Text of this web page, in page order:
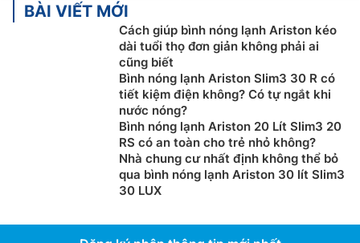
một lượng điện nhỏ truyền vào cơ thể, dù không gây
chết người nhưng vẫn có thể làm đau, giật mình, cứng
người, đặc biệt nguy hiểm đối với người cao tuổi. Vì
thế để an toàn, Khi sử dụng nên tắt không cấp điện
cho bình để đảm bảo an toàn tuyệt đối.
Khi chọn mua Bình Nóng Lạnh Rossi vuông, Ưu tiên
dùng ELCB (cầu giao chống rò điện
đất) thay vì CB để đảm bảo an toàn cho gia đình bạn.
ELCB có khả năng phát hiện ra sự rò rỉ và ngắt nguồn
điện, tránh mọi nguy cơ chạm mạch, cháy nổ. Còn loại
BÀI VIẾT MỚI
Cách giúp bình nóng lạnh Ariston kéo
dài tuổi thọ đơn giản không phải ai
cũng biết
Bình nóng lạnh Ariston Slim3 30 R có
tiết kiệm điện không? Có tự ngắt khi
nước nóng?
Bình nóng lạnh Ariston 20 Lít Slim3 20
RS có an toàn cho trẻ nhỏ không?
Nhà chung cư nhất định không thể bỏ
qua bình nóng lạnh Ariston 30 lít Slim3
30 LUX